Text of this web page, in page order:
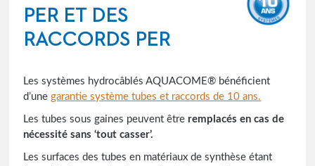
PER ET DES
RACCORDS PER
Les systèmes hydrocâblés AQUACOME® bénéficient
d’unegarantie système tubes et raccords de 10 ans.
Les tubes sous gaines peuvent être remplacés en cas de
nécessité sans ‘tout casser’.
Les surfaces des tubes en matériaux de synthèse étant